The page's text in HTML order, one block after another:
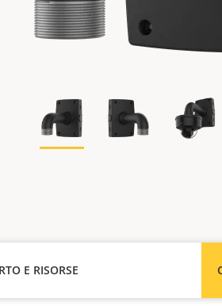
E RISORSE